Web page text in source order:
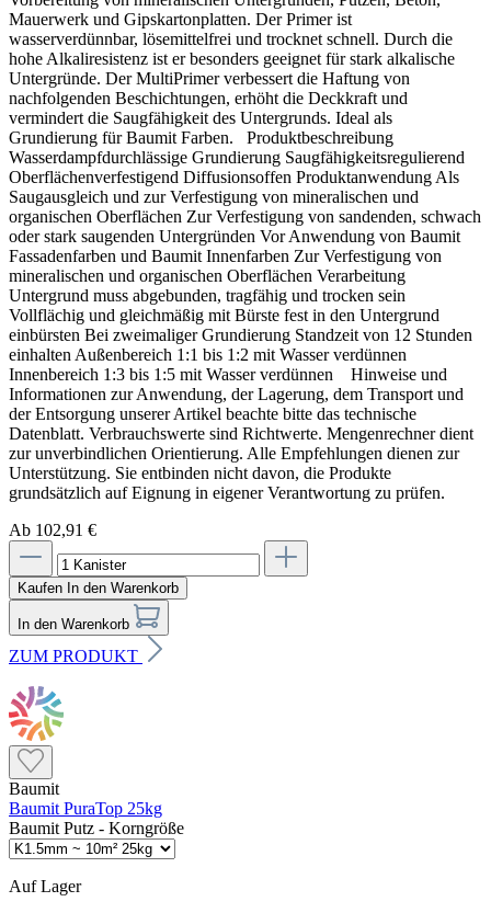
Mauerwerk und Gipskartonplatten. Der Primer ist
wasserverdünnbar, lösemittelfrei und trocknet schnell. Durch die
hohe Alkaliresistenz ist er besonders geeignet für stark alkalische
Untergründe. Der MultiPrimer verbessert die Haftung von
nachfolgenden Beschichtungen, erhöht die Deckkraft und
vermindert die Saugfähigkeit des Untergrunds. Ideal als
Grundierung für Baumit Farben. Produktbeschreibung
Wasserdampfdurchlässige Grundierung Saugfähigkeitsregulierend
Oberflächenverfestigend Diffusionsoffen Produktanwendung Als
Saugausgleich und zur Verfestigung von mineralischen und
organischen Oberflächen Zur Verfestigung von sandenden, schwach
oder stark saugenden Untergründen Vor Anwendung von Baumit
Fassadenfarben und Baumit Innenfarben Zur Verfestigung von
mineralischen und organischen Oberflächen Verarbeitung
Untergrund muss abgebunden, tragfähig und trocken sein
Vollflächig und gleichmäßig mit Bürste fest in den Untergrund
einbürsten Bei zweimaliger Grundierung Standzeit von 12 Stunden
einhalten Außenbereich 1:1 bis 1:2 mit Wasser verdünnen
Innenbereich 1:3 bis 1:5 mit Wasser verdünnen Hinweise und
Informationen zur Anwendung, der Lagerung, dem Transport und
der Entsorgung unserer Artikel beachte bitte das technische
Datenblatt. Verbrauchswerte sind Richtwerte. Mengenrechner dient
zur unverbindlichen Orientierung. Alle Empfehlungen dienen zur
Unterstützung. Sie entbinden nicht davon, die Produkte
grundsätzlich auf Eignung in eigener Verantwortung zu prüfen.
Ab 102,91 €
Kaufen In den Warenkorb
In den Warenkorb
ZUM PRODUKT
Baumit
Baumit PuraTop 25kg
Baumit Putz - Korngröße
Auf Lager